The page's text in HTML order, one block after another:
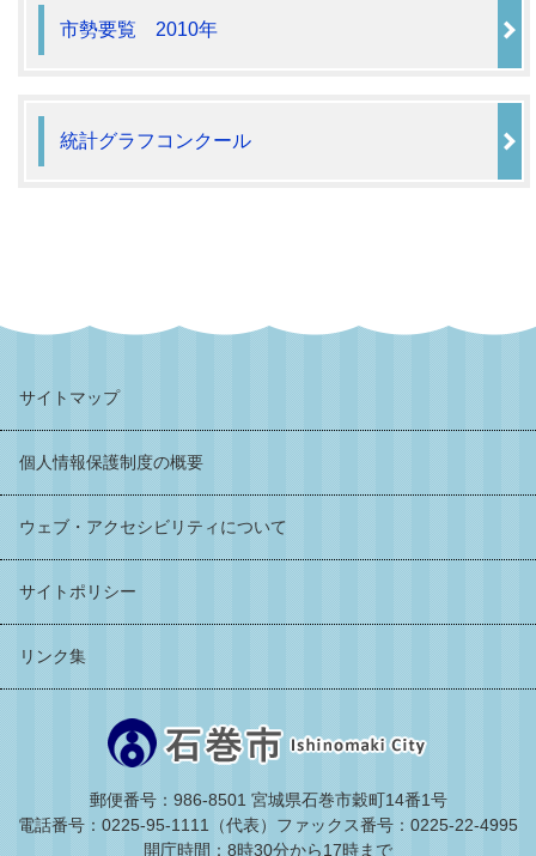
市勢要覧 2010年
統計グラフコンクール
サイトマップ
個人情報保護制度の概要
ウェブ・アクセシビリティについて
サイトポリシー
リンク集
郵便番号：986-8501 宮城県石巻市穀町14番1号
電話番号：0225-95-1111（代表） ファックス番号：0225-22-4995
開庁時間：8時30分から17時まで